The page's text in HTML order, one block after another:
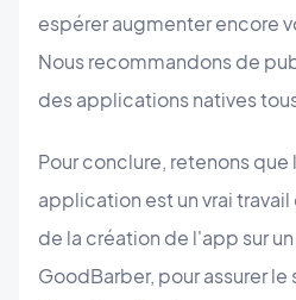
espérer augmenter encore
Nous recommandons de
des applications natives
Pour conclure, retenons
application est un vrai
de la création de l'app sur
GoodBarber, pour assurer